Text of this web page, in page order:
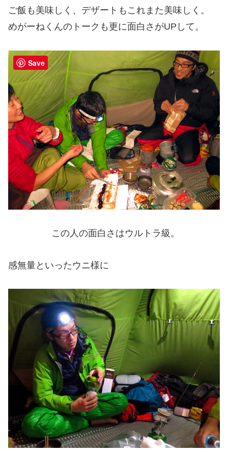
ご飯も美味しく、デザートもこれまた美味しく。
めがーねくんのトークも更に面白さがUPして。
この人の面白さはウルトラ級。
感無量といったウニ様に
Save